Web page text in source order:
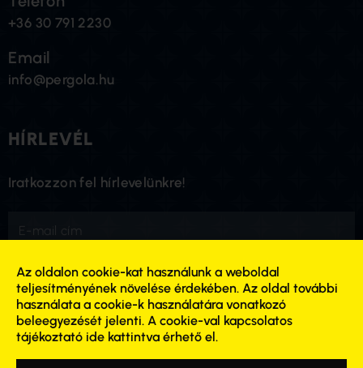
+36 30 791 2230
Email
info@pergola.hu
HÍRLEVÉL
Iratkozzon fel hírlevelünkre!
FELIRATKOZÁS
Az oldalon cookie-kat használunk a weboldal
teljesítményének növelése érdekében. Az oldal további
használata a cookie-k használatára vonatkozó
beleegyezését jelenti. A cookie-val kapcsolatos
tájékoztató ide kattintva érhető el.